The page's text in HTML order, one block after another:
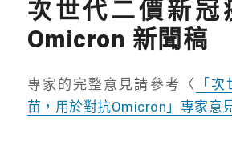
次世代二價新冠
Omicron 新聞稿
專家的完整意見請參考〈
「
苗，用於對抗Omicron」專家意